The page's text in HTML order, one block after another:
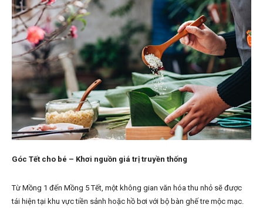
Góc Tết cho bé – Khơi nguồn giá trị truyền thống
Từ Mồng 1 đến Mồng 5 Tết, một không gian văn hóa thu nhỏ sẽ được
tái hiện tại khu vực tiền sảnh hoặc hồ bơi với bộ bàn ghế tre mộc mạc.